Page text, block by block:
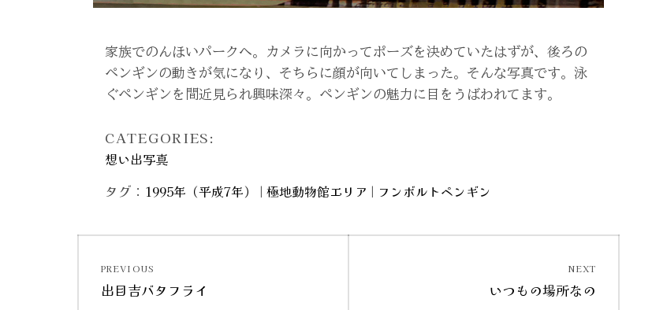
家族でのんほいパークへ。カメラに向かってポーズを決めていたはずが、後ろの
ペンギンの動きが気になり、そちらに顔が向いてしまった。そんな写真です。泳
ぐペンギンを間近見られ興味深々。ペンギンの魅力に目をうばわれてます。
CATEGORIES:
想い出写真
タグ： 1995年（平成7年） | 極地動物館エリア | フンボルトペンギン
PREVIOUS
Previous
出目吉バタフライ
NEXT
Next
いつもの場所なの